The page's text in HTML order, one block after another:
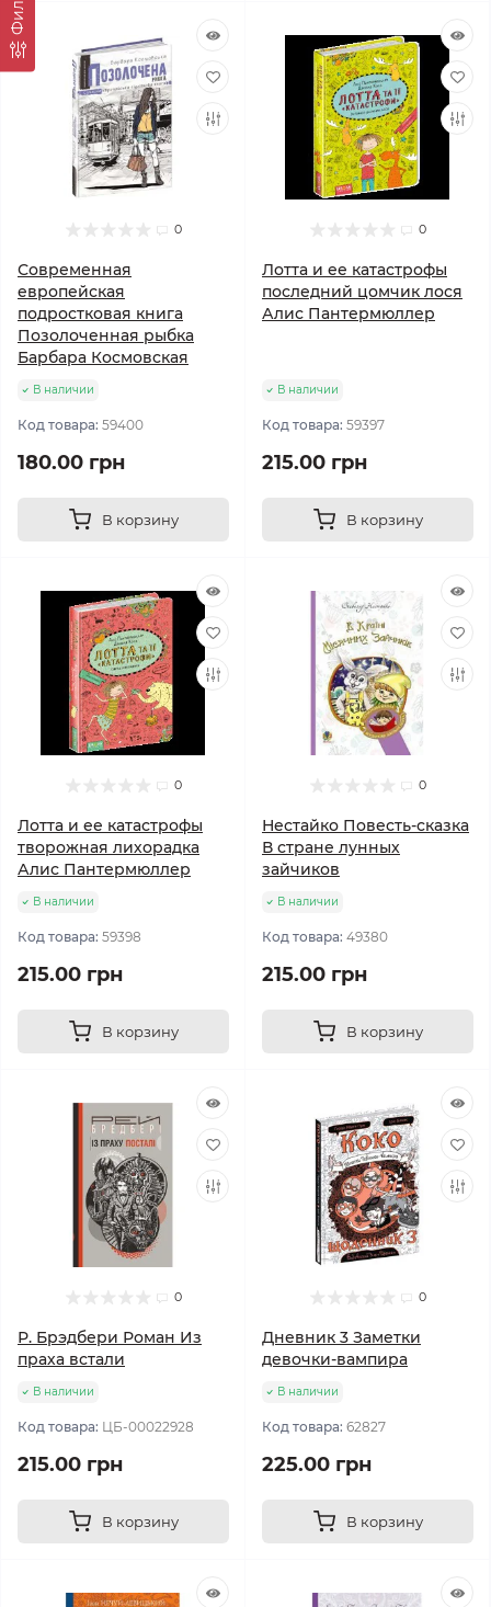
0
Современная
европейская
подростковая книга
Позолоченная рыбка
Барбара Космовская
В наличии
Код товара: 59400
180.00 грн
В корзину
0
Лотта и ее катастрофы
последний цомчик лося
Алис Пантермюллер
В наличии
Код товара: 59397
215.00 грн
В корзину
0
Лотта и ее катастрофы
творожная лихорадка
Алис Пантермюллер
В наличии
Код товара: 59398
215.00 грн
В корзину
0
Нестайко Повесть-сказка
В стране лунных
зайчиков
В наличии
Код товара: 49380
215.00 грн
В корзину
0
Р. Брэдбери Роман Из
праха встали
В наличии
Код товара: ЦБ-00022928
215.00 грн
В корзину
0
Дневник 3 Заметки
девочки-вампира
В наличии
Код товара: 62827
225.00 грн
В корзину